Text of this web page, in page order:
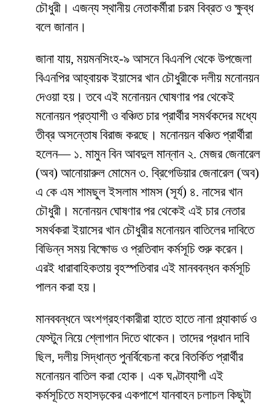
চৌধুরী। এজন্য স্থানীয় নেতাকর্মীরা চরম বিব্রত ও ক্ষুব্ধ
বলে জানান।
জানা যায়, ময়মনসিংহ-৯ আসনে বিএনপি থেকে উপজেলা
বিএনপির আহ্বায়ক ইয়াসের খান চৌধুরীকে দলীয় মনোনয়ন
দেওয়া হয়। তবে এই মনোনয়ন ঘোষণার পর থেকেই
মনোনয়ন প্রত্যাশী ও বঞ্চিত চার প্রার্থীর সমর্থকদের মধ্যে
তীব্র অসন্তোষ বিরাজ করছে। মনোনয়ন বঞ্চিত প্রার্থীরা
হলেন— ১. মামুন বিন আবদুল মান্নান ২. মেজর জেনারেল
(অব) আনোয়ারুল মোমেন ৩. ব্রিগেডিয়ার জেনারেল (অব)
এ কে এম শামছুল ইসলাম শামস (সূর্য) ৪. নাসের খান
চৌধুরী। মনোনয়ন ঘোষণার পর থেকেই এই চার নেতার
সমর্থকরা ইয়াসের খান চৌধুরীর মনোনয়ন বাতিলের দাবিতে
বিভিন্ন সময় বিক্ষোভ ও প্রতিবাদ কর্মসূচি শুরু করেন।
এরই ধারাবাহিকতায় বৃহস্পতিবার এই মানববন্ধন কর্মসূচি
পালন করা হয়।
মানববন্ধনে অংশগ্রহণকারীরা হাতে হাতে নানা প্ল্যাকার্ড ও
ফেস্টুন নিয়ে শ্লোগান দিতে থাকেন। তাদের প্রধান দাবি
ছিল, দলীয় সিদ্ধান্ত পুনর্বিবেচনা করে বিতর্কিত প্রার্থীর
মনোনয়ন বাতিল করা হোক। এক ঘণ্টাব্যাপী এই
কর্মসূচিতে মহাসড়কের একপাশে যানবাহন চলাচল কিছুটা